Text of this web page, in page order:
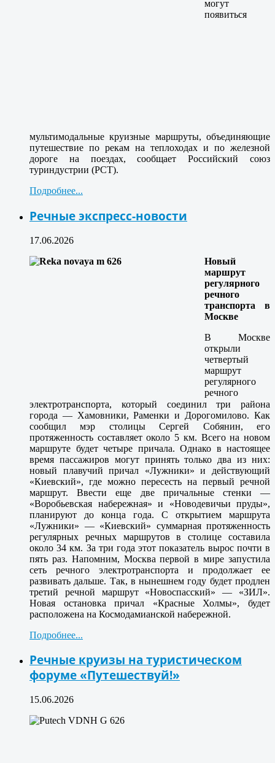
могут
появиться
мультимодальные круизные маршруты, объединяющие
путешествие по рекам на теплоходах и по железной
дороге на поездах, сообщает Российский союз
туриндустрии (РСТ).
Подробнее...
Речные экспресс-новости
17.06.2026
Новый
маршрут
регулярного
речного
транспорта в
Москве
В Москве
открыли
четвертый
маршрут
регулярного
речного
электротранспорта, который соединил три района
города — Хамовники, Раменки и Дорогомилово. Как
сообщил мэр столицы Сергей Собянин, его
протяженность составляет около 5 км. Всего на новом
маршруте будет четыре причала. Однако в настоящее
время пассажиров могут принять только два из них:
новый плавучий причал «Лужники» и действующий
«Киевский», где можно пересесть на первый речной
маршрут. Ввести еще две причальные стенки —
«Воробьевская набережная» и «Новодевичьи пруды»,
планируют до конца года. С открытием маршрута
«Лужники» — «Киевский» суммарная протяженность
регулярных речных маршрутов в столице составила
около 34 км. За три года этот показатель вырос почти в
пять раз. Напомним, Москва первой в мире запустила
сеть речного электротранспорта и продолжает ее
развивать дальше. Так, в нынешнем году будет продлен
третий речной маршрут «Новоспасский» — «ЗИЛ».
Новая остановка причал «Красные Холмы», будет
расположена на Космодамианской набережной.
Подробнее...
Речные круизы на туристическом
форуме «Путешествуй!»
15.06.2026